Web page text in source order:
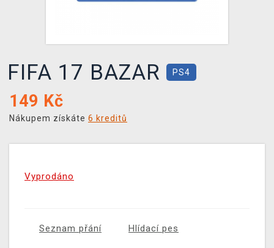
FIFA 17 BAZAR PS4
149 Kč
Nákupem získáte 6 kreditů
Vyprodáno
Seznam přání Hlídací pes